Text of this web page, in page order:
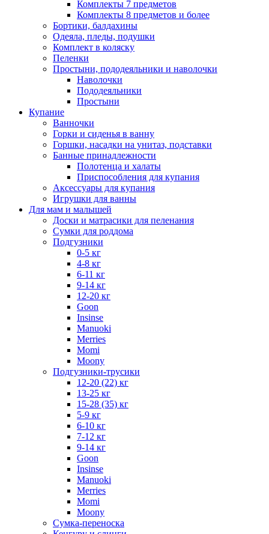
Комплекты 7 предметов
Комплекты 8 предметов и более
Бортики, балдахины
Одеяла, пледы, подушки
Комплект в коляску
Пеленки
Простыни, пододеяльники и наволочки
Наволочки
Пододеяльники
Простыни
Купание
Ванночки
Горки и сиденья в ванну
Горшки, насадки на унитаз, подставки
Банные принадлежности
Полотенца и халаты
Приспособления для купания
Аксессуары для купания
Игрушки для ванны
Для мам и малышей
Доски и матрасики для пеленания
Сумки для роддома
Подгузники
0-5 кг
4-8 кг
6-11 кг
9-14 кг
12-20 кг
Goon
Insinse
Manuoki
Merries
Momi
Moony
Подгузники-трусики
12-20 (22) кг
13-25 кг
15-28 (35) кг
5-9 кг
6-10 кг
7-12 кг
9-14 кг
Goon
Insinse
Manuoki
Merries
Momi
Moony
Сумка-переноска